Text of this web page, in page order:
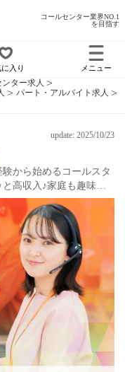
コールセンター業界NO.1
を目指す
入り メニュー
ター求人
パート・アルバイト求人
update: 2025/10/23
から始めるコールスタ
高収入♪家庭も趣味も